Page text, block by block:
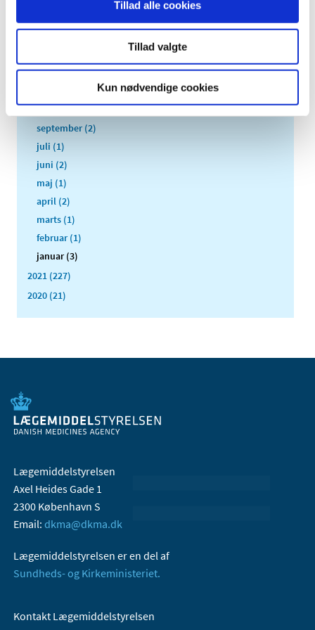
Tillad alle cookies
Tillad valgte
Kun nødvendige cookies
december (1)
oktober (2)
september (2)
juli (1)
juni (2)
maj (1)
april (2)
marts (1)
februar (1)
januar (3)
2021 (227)
2020 (21)
Lægemiddelstyrelsen
Axel Heides Gade 1
2300 København S
Email: dkma@dkma.dk
Lægemiddelstyrelsen er en del af
Sundheds- og Kirkeministeriet.
Kontakt Lægemiddelstyrelsen